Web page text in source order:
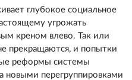
глубокое социальное
угрожать
креном влево. Так или
прекращаются, и попытки
реформы системы
новыми перегруппировками